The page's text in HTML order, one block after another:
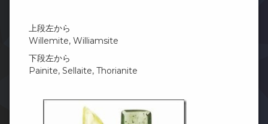
上段左から
Willemite, Williamsite
下段左から
Painite, Sellaite, Thorianite